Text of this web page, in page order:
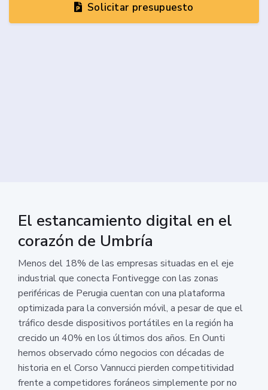
Solicitar presupuesto
El estancamiento digital en el
corazón de Umbría
Menos del 18% de las empresas situadas en el eje
industrial que conecta Fontivegge con las zonas
periféricas de Perugia cuentan con una plataforma
optimizada para la conversión móvil, a pesar de que el
tráfico desde dispositivos portátiles en la región ha
crecido un 40% en los últimos dos años. En Ounti
hemos observado cómo negocios con décadas de
historia en el Corso Vannucci pierden competitividad
frente a competidores foráneos simplemente por no